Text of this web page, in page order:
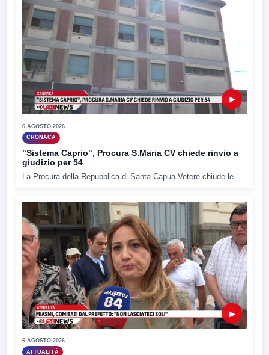
▶
6 AGOSTO 2026
CRONACA
"Sistema Caprio", Procura S.Maria CV chiede rinvio a
giudizio per 54
La Procura della Repubblica di Santa Capua Vetere chiude le...
▶
6 AGOSTO 2026
ATTUALITÀ